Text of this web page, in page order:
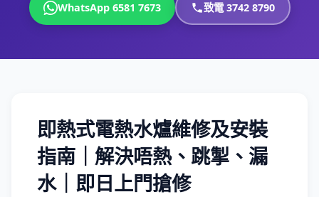
WhatsApp 6581 7673 致電 3742 8790
即熱式電熱水爐維修及安裝
指南｜解決唔熱、跳掣、漏
水｜即日上門搶修